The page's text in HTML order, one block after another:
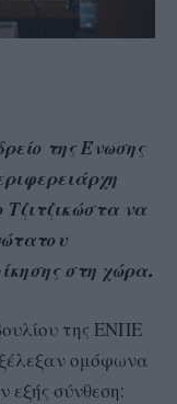
της Ένωσης
να
στη χώρα.
της ΕΝΠΕ
ομόφωνα
εξής σύνθεση: